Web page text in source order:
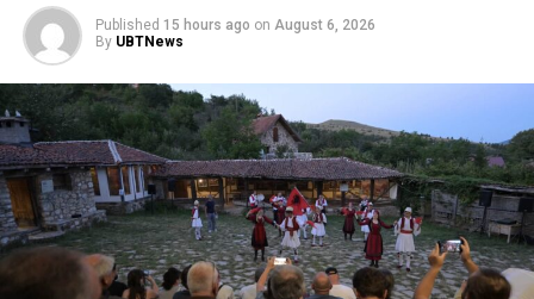
Published 15 hours ago on August 6, 2026
By UBTNews